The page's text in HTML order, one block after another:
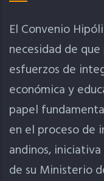
El Convenio
necesidad de
esfuerzos de
económica y
papel
en el proceso de
andinos,
de su Ministerio